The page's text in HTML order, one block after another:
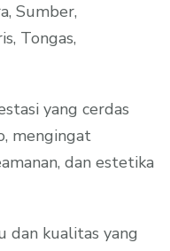
Sumber,
Tongas,
yang cerdas
mengingat
dan estetika
dan kualitas yang